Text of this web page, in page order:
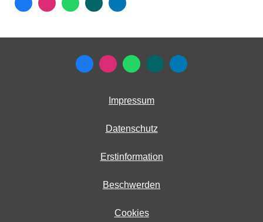
Impressum
Datenschutz
Erstinformation
Beschwerden
Cookies